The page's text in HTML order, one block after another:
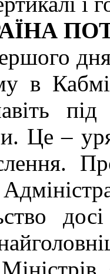
в
Це –